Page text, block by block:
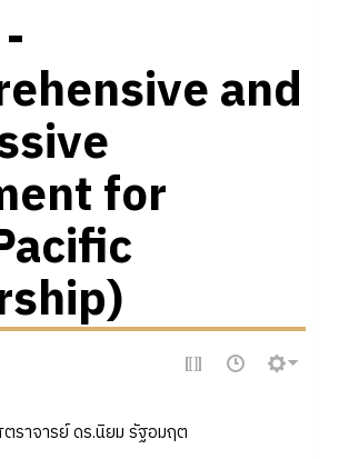
and
for
ราจารย์ ดร.นิยม รัฐอมฤต